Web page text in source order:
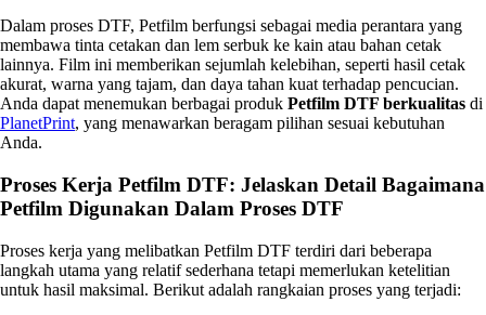
Dalam proses DTF, Petfilm berfungsi sebagai media perantara yang
membawa tinta cetakan dan lem serbuk ke kain atau bahan cetak
lainnya. Film ini memberikan sejumlah kelebihan, seperti hasil cetak
akurat, warna yang tajam, dan daya tahan kuat terhadap pencucian.
Anda dapat menemukan berbagai produk Petfilm DTF berkualitas di
PlanetPrint, yang menawarkan beragam pilihan sesuai kebutuhan
Anda.
Proses Kerja Petfilm DTF: Jelaskan Detail Bagaimana
Petfilm Digunakan Dalam Proses DTF
Proses kerja yang melibatkan Petfilm DTF terdiri dari beberapa
langkah utama yang relatif sederhana tetapi memerlukan ketelitian
untuk hasil maksimal. Berikut adalah rangkaian proses yang terjadi: